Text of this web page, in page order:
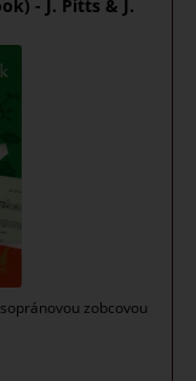
- J. Pitts & J.
zobcovou